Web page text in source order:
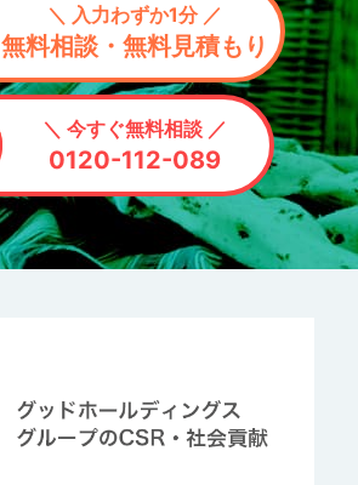
＼ 入力わずか1分 ／
無料相談・無料見積もり
＼ 今すぐ無料相談 ／
0120-112-089